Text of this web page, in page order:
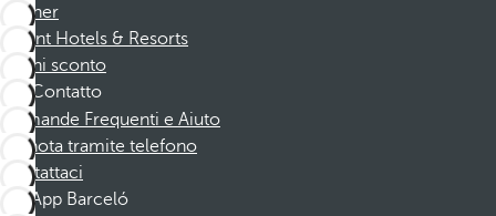
Partner
Dorint Hotels & Resorts
Buoni sconto
Contatto
Domande Frequenti e Aiuto
Prenota tramite telefono
Contattaci
App Barceló